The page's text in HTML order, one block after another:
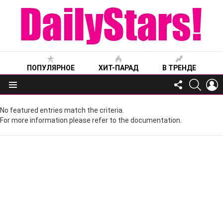
ПОПУЛЯРНОЕ ХИТ-ПАРАД В ТРЕНДЕ
Меню
FOLLOW
US
No featured entries match the criteria.
For more information please refer to the documentation.